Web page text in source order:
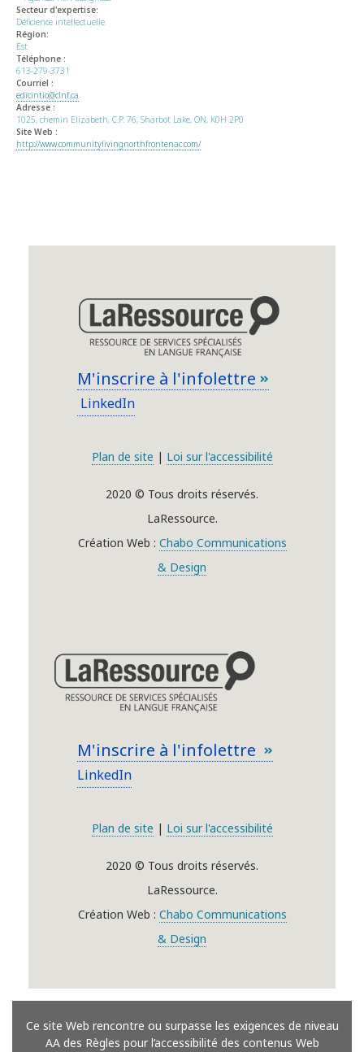
Secteur d'expertise:
Déficience intellectuelle
Région:
Est
Téléphone :
613-279-3731
Courriel :
edicintio@clnf.ca
Adresse :
1025, chemin Elizabeth, C.P. 76, Sharbot Lake, ON, K0H 2P0
Site Web :
http://www.communitylivingnorthfrontenac.com/
M'inscrire à l'infolettre
LinkedIn
Plan de site | Loi sur l'accessibilité
2020 © Tous droits réservés.
LaRessource.
Création Web : Chabo Communications
& Design
M'inscrire à l'infolettre
LinkedIn
Plan de site | Loi sur l'accessibilité
2020 © Tous droits réservés.
LaRessource.
Création Web : Chabo Communications
& Design
Ce site Web rencontre ou surpasse les exigences de niveau
AA des Règles pour l’accessibilité des contenus Web